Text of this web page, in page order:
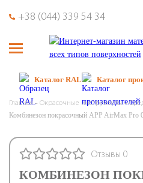
+38 (044) 339 54 34
Каталог RAL Каталог
Главная Окрасочные инструменты
Комбинезон покрасочный APP AirMax Pro
КОМБИНЕЗОН
Отзывы 0